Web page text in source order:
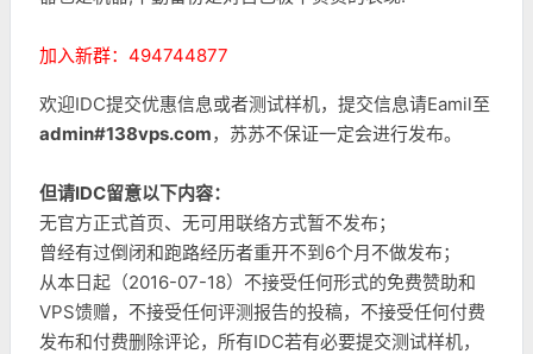
加入新群：494744877
欢迎IDC提交优惠信息或者测试样机，提交信息请Eamil至
admin#138vps.com，苏苏不保证一定会进行发布。
但请IDC留意以下内容：
无官方正式首页、无可用联络方式暂不发布；
曾经有过倒闭和跑路经历者重开不到6个月不做发布；
从本日起（2016-07-18）不接受任何形式的免费赞助和
VPS馈赠，不接受任何评测报告的投稿，不接受任何付费
发布和付费删除评论，所有IDC若有必要提交测试样机，